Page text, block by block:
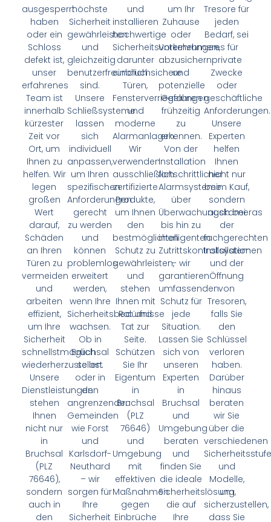
ausgesperrt
haben
oder ein
Schloss
defekt ist,
unser
erfahrenes
Team ist
innerhalb
kürzester
Zeit vor
Ort, um
Ihnen zu
helfen. Wir
legen
großen
Wert
darauf,
Schäden
an Ihren
Türen zu
vermeiden
und
arbeiten
effizient,
um Ihre
Sicherheit
schnellstmöglich
wiederherzustellen.
Unsere
Dienstleistungen
stehen
Ihnen
nicht nur
in
Bruchsal
(PLZ
76646),
sondern
auch in
den
höchste
Sicherheit
gewährleisten
und
gleichzeitig
benutzerfreundlich
sind.
Unsere
Schließsysteme
lassen
sich
individuell
anpassen,
um Ihren
spezifischen
Anforderungen
gerecht
zu werden
und
können
problemlos
erweitert
werden,
wenn Ihre
Sicherheitsbedürfnisse
wachsen.
Ob in
Bruchsal
selbst
oder in
den
angrenzenden
Gemeinden
wie Forst
und
Karlsdorf-
Neuthard
– wir
sorgen für
Ihre
Sicherheit
und
installieren
hochwertige
Sicherheitsvorkehrungen,
darunter
einbruchsichere
Türen,
Fensterverriegelungen
und
moderne
Alarmanlagen.
Wir
verwenden
ausschließlich
zertifizierte
Produkte,
um Ihnen
den
bestmöglichen
Schutz zu
gewährleisten,
und
stehen
Ihnen mit
Rat und
Tat zur
Seite.
Schützen
Sie Ihr
Eigentum
in
Bruchsal
(PLZ
76646)
und
Umgebung
mit
effektiven
Maßnahmen
gegen
Einbrüche
um Ihr
Zuhause
oder
Unternehmen
abzusichern
und
potenzielle
Gefahren
frühzeitig
zu
erkennen.
Von der
Installation
fortschrittlicher
Alarmsysteme
über
Überwachungskameras
bis hin zu
intelligenten
Zutrittskontrollsystemen
– wir
garantieren
umfassenden
Schutz für
jede
Situation.
Lassen Sie
sich von
unseren
Experten
in
Bruchsal
und
Umgebung
beraten
und
finden Sie
die ideale
Sicherheitslösung,
die auf
Ihre
Tresore für
jeden
Bedarf, sei
es für
private
Zwecke
oder
geschäftliche
Anforderungen.
Unsere
Experten
helfen
Ihnen
nicht nur
beim Kauf,
sondern
auch bei
der
fachgerechten
Installation
und der
Öffnung
von
Tresoren,
falls Sie
den
Schlüssel
verloren
haben.
Darüber
hinaus
beraten
wir Sie
über die
verschiedenen
und
Modelle,
um
sicherzustellen,
dass Sie